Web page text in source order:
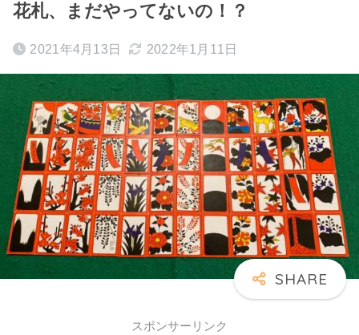
花札、まだやってないの！？
2021年4月13日 2022年1月11日
スポンサーリンク